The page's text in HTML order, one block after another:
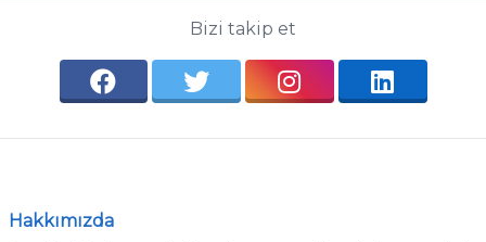
Bizi takip et
Hakkımızda